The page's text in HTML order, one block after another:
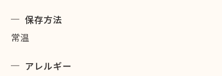
保存方法
常温
アレルギー